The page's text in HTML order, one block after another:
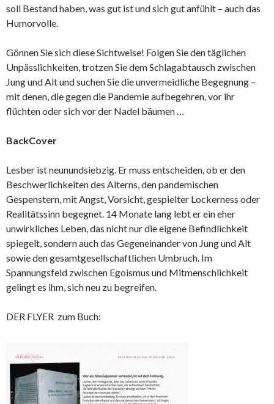
soll Bestand haben, was gut ist und sich gut anfühlt – auch das
Humorvolle.
Gönnen Sie sich diese Sichtweise! Folgen Sie den täglichen
Unpässlichkeiten, trotzen Sie dem Schlagabtausch zwischen
Jung und Alt und suchen Sie die unvermeidliche Begegnung –
mit denen, die gegen die Pandemie aufbegehren, vor ihr
flüchten oder sich vor der Nadel bäumen …
BackCover
Lesber ist neunundsiebzig. Er muss entscheiden, ob er den
Beschwerlichkeiten des Alterns, den pandemischen
Gespenstern, mit Angst, Vorsicht, gespielter Lockerness oder
Realitätssinn begegnet. 14 Monate lang lebt er ein eher
unwirkliches Leben, das nicht nur die eigene Befindlichkeit
spiegelt, sondern auch das Gegeneinander von Jung und Alt
sowie den gesamtgesellschaftlichen Umbruch. Im
Spannungsfeld zwischen Egoismus und Mitmenschlichkeit
gelingt es ihm, sich neu zu begreifen.
DER FLYER zum Buch: